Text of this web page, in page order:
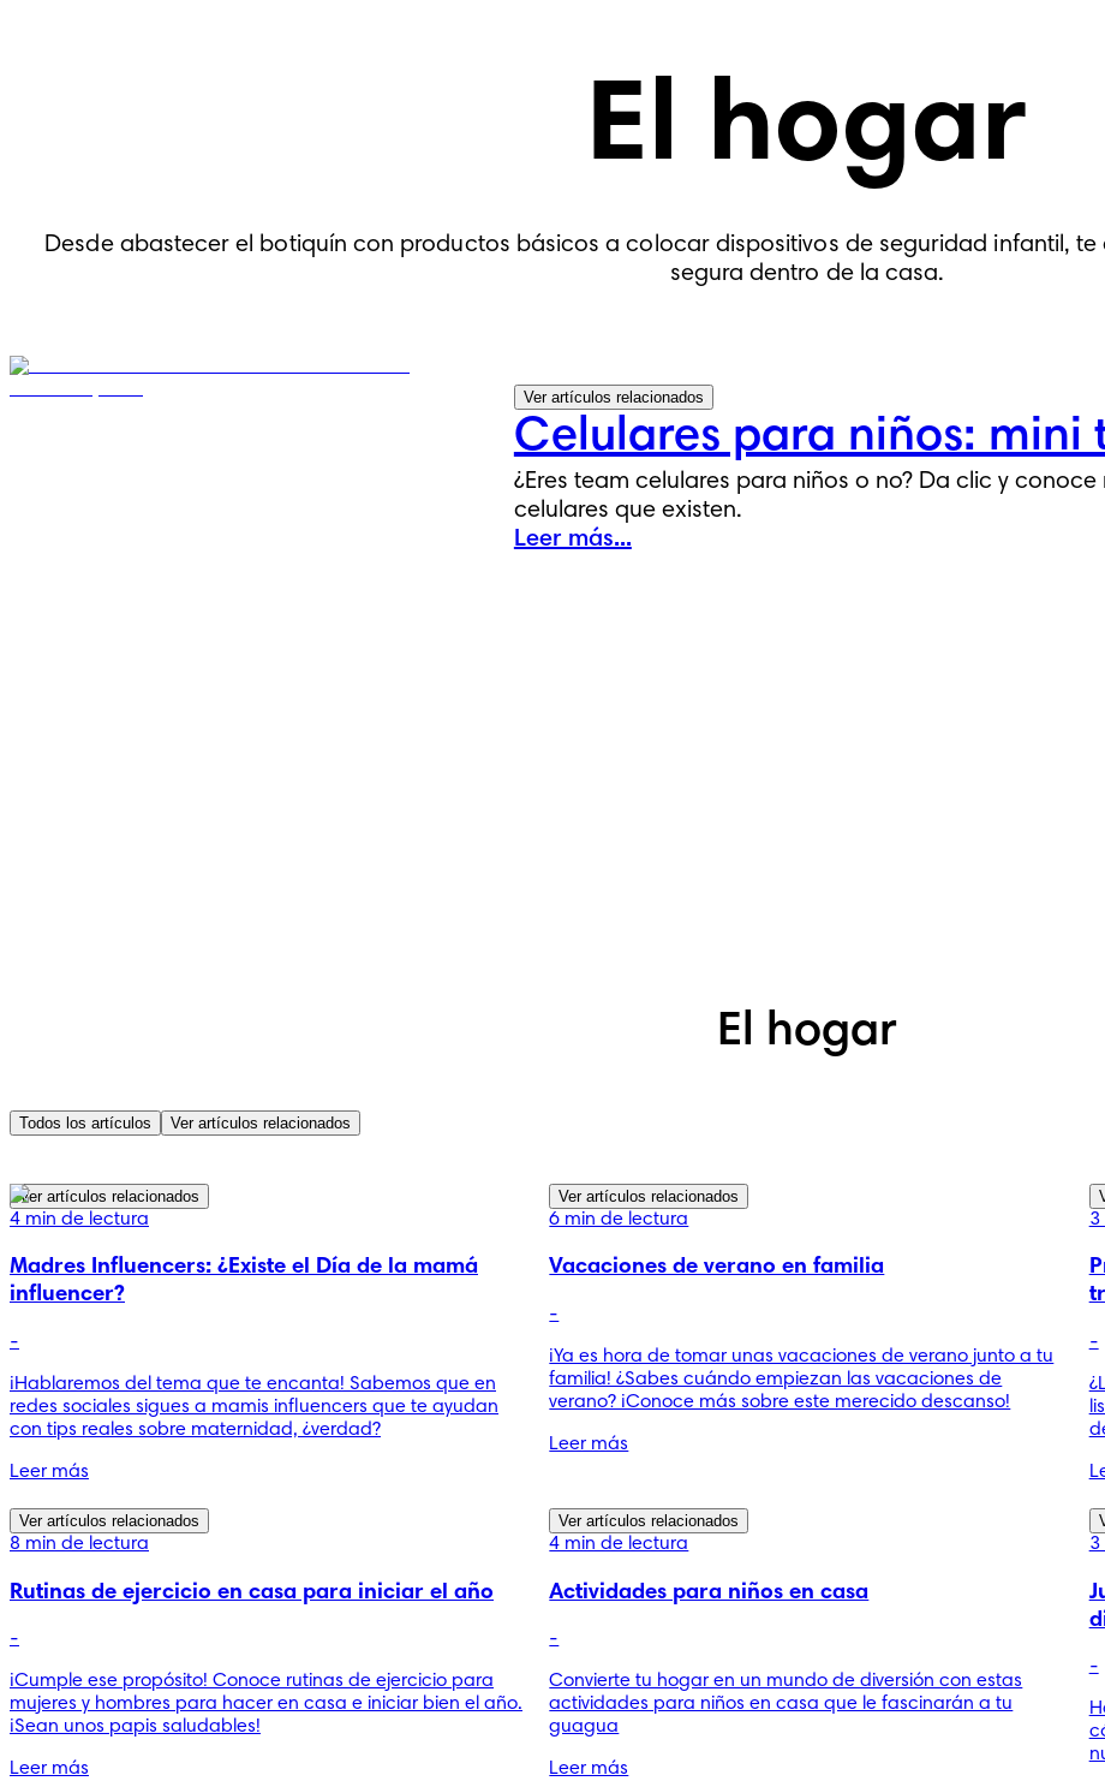
El hogar
Desde abastecer el botiquín con productos básicos a colocar dispositivos de seguridad infantil,
segura dentro de la casa.
Ver artículos relacionados
Celulares para niños: mini
¿Eres team celulares para niños o no? Da clic y
celulares que existen.
Leer más...
El hogar
Todos los artículos Ver artículos relacionados
Ver artículos relacionados
4 min de lectura
Madres Influencers: ¿Existe el Día de la mamá
influencer?
-
¡Hablaremos del tema que te encanta! Sabemos que en
redes sociales sigues a mamis influencers que te ayudan
con tips reales sobre maternidad, ¿verdad?
Leer más
Ver artículos relacionados
6 min de lectura
Vacaciones de verano en familia
-
¡Ya es hora de tomar unas vacaciones de verano junto a tu
familia! ¿Sabes cuándo empiezan las vacaciones de
verano? ¡Conoce más sobre este merecido descanso!
Leer más
3
-
Ver artículos relacionados
8 min de lectura
Rutinas de ejercicio en casa para iniciar el año
-
¡Cumple ese propósito! Conoce rutinas de ejercicio para
mujeres y hombres para hacer en casa e iniciar bien el año.
¡Sean unos papis saludables!
Leer más
Ver artículos relacionados
4 min de lectura
Actividades para niños en casa
-
Convierte tu hogar en un mundo de diversión con estas
actividades para niños en casa que le fascinarán a tu
guagua
Leer más
3
-